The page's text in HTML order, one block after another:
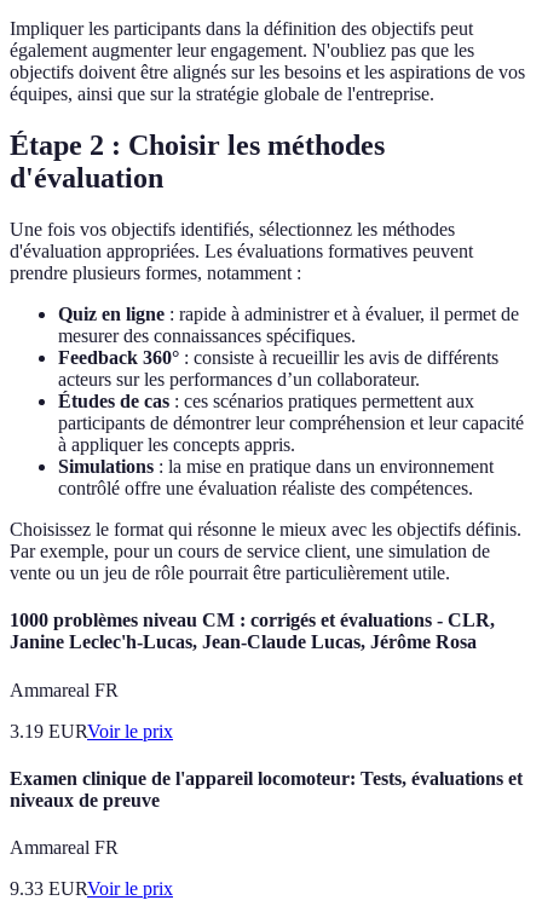
Impliquer les participants dans la définition des objectifs peut
également augmenter leur engagement. N'oubliez pas que les
objectifs doivent être alignés sur les besoins et les aspirations de vos
équipes, ainsi que sur la stratégie globale de l'entreprise.
Étape 2 : Choisir les méthodes
d'évaluation
Une fois vos objectifs identifiés, sélectionnez les méthodes
d'évaluation appropriées. Les évaluations formatives peuvent
prendre plusieurs formes, notamment :
Quiz en ligne : rapide à administrer et à évaluer, il permet de
mesurer des connaissances spécifiques.
Feedback 360° : consiste à recueillir les avis de différents
acteurs sur les performances d’un collaborateur.
Études de cas : ces scénarios pratiques permettent aux
participants de démontrer leur compréhension et leur capacité
à appliquer les concepts appris.
Simulations : la mise en pratique dans un environnement
contrôlé offre une évaluation réaliste des compétences.
Choisissez le format qui résonne le mieux avec les objectifs définis.
Par exemple, pour un cours de service client, une simulation de
vente ou un jeu de rôle pourrait être particulièrement utile.
1000 problèmes niveau CM : corrigés et évaluations - CLR,
Janine Leclec'h-Lucas, Jean-Claude Lucas, Jérôme Rosa
Ammareal FR
3.19 EURVoir le prix
Examen clinique de l'appareil locomoteur: Tests, évaluations et
niveaux de preuve
Ammareal FR
9.33 EURVoir le prix